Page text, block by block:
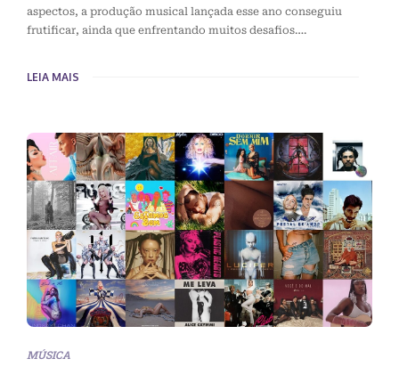
aspectos, a produção musical lançada esse ano conseguiu
frutificar, ainda que enfrentando muitos desafios….
LEIA MAIS
MÚSICA